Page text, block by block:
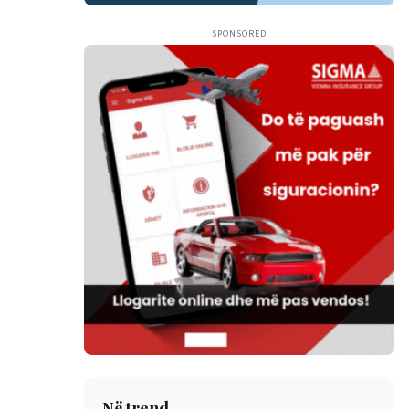
SPONSORED